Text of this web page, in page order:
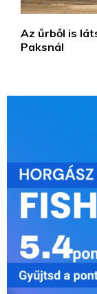
Az űrből is
Paksnál